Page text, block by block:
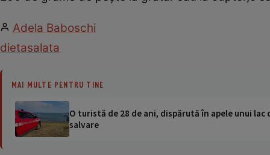
Adela Baboschi
dietasalata
MAI MULTE PENTRU TINE
O turistă de 28 de ani, dispărută în apele unui
salvare